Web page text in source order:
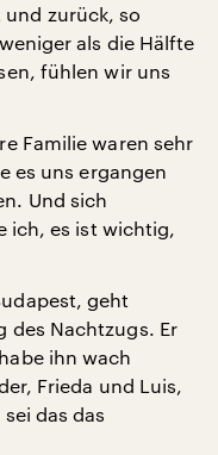
zurück, so
als die Hälfte
fühlen wir uns
Familie waren sehr
es uns ergangen
Und sich
ich, es ist wichtig,
geht
des Nachtzugs. Er
ihn wach
Frieda und Luis,
das das